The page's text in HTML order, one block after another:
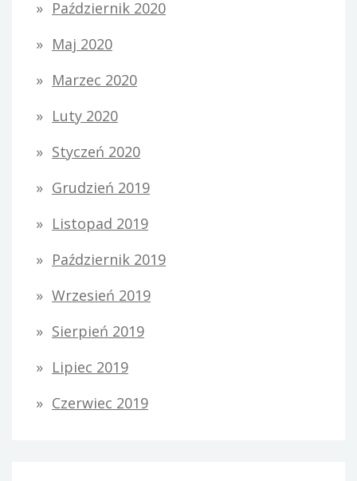
Październik 2020
Maj 2020
Marzec 2020
Luty 2020
Styczeń 2020
Grudzień 2019
Listopad 2019
Październik 2019
Wrzesień 2019
Sierpień 2019
Lipiec 2019
Czerwiec 2019